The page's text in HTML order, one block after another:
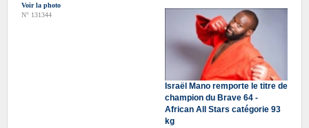
Voir la photo
N° 131344
Israël Mano remporte le titre de
champion du Brave 64 -
African All Stars catégorie 93
kg